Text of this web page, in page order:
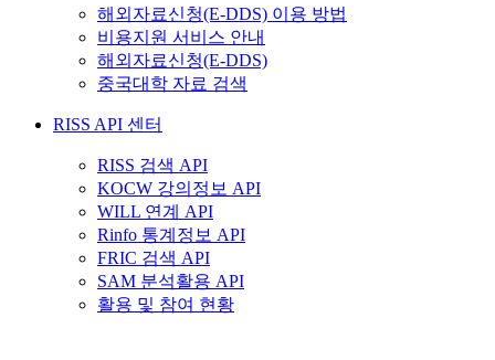
해외자료신청(E-DDS) 이용 방법
비용지원 서비스 안내
해외자료신청(E-DDS)
중국대학 자료 검색
RISS API 센터
RISS 검색 API
KOCW 강의정보 API
WILL 연계 API
Rinfo 통계정보 API
FRIC 검색 API
SAM 분석활용 API
활용 및 참여 현황